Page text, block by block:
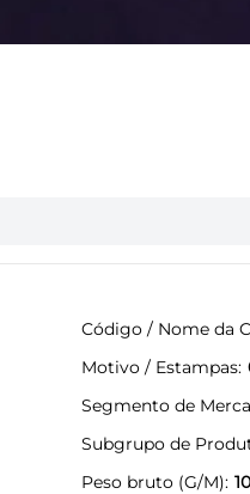
Código / Nome da
Motivo / Estampas
Segmento de
Subgrupo de
Peso bruto (G/M)